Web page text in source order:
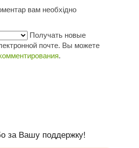
вам необхідно
Получать новые
почте. Вы можете
.
за Вашу поддержку!